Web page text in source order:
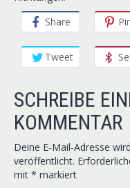
Share
Tweet
SCHREIBE
KOMMENTAR
Deine E-Mail-Adresse
veröffentlicht.
mit * markiert